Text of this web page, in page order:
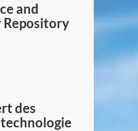
Canada
and
Repository
des